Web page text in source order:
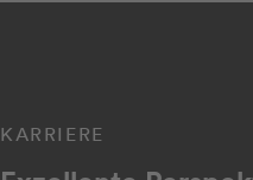
KARRIERE